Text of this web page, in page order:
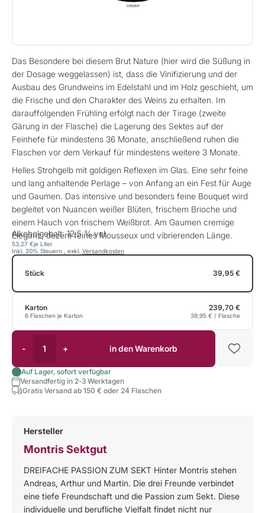
Das Besondere bei diesem Brut Nature (hier wird die Süßung in
der Dosage weggelassen) ist, dass die Vinifizierung und der
Ausbau des Grundweins im Edelstahl und im Holz geschieht, um
die Frische und den Charakter des Weins zu erhalten. Im
darauffolgenden Frühling erfolgt nach der Tirage (zweite
Gärung in der Flasche) die Lagerung des Sektes auf der
Feinhefe für mindestens 36 Monate, anschließend ruhen die
Flaschen vor dem Verkauf für mindestens weitere 3 Monate.
Helles Strohgelb mit goldigen Reflexen im Glas. Eine sehr feine
und lang anhaltende Perlage – von Anfang an ein Fest für Auge
und Gaumen. Das intensive und besonders feine Bouquet wird
begleitet von Nuancen weißer Blüten, frischem Brioche und
einem Hauch von frischem Weißbrot. Am Gaumen cremige
Eleganz, dezent feines Mousseux und vibrierenden Länge.
Alkoholgehalt: 12,5 % vol.
je Liter
53,27 €
Inkl. 20% Steuern , exkl. Versandkosten
Stück 39,95 €
Karton 239,70 €
6 Flaschen je Karton 39,95 € / Flasche
- + in den Warenkorb
Auf Lager, sofort verfügbar
Versandfertig in 2-3 Werktagen
Gratis Versand ab 150 € oder 24 Flaschen
Hersteller
Montris Sektgut
DREIFACHE PASSION ZUM SEKT Hinter Montris stehen
Andreas, Arthur und Martin. Die drei Freunde verbindet
eine tiefe Freundschaft und die Passion zum Sekt. Diese
individuelle und berufliche Vielfalt findet nicht nur